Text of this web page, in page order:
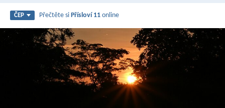
ČEP Přečtěte siPřísloví 11 online